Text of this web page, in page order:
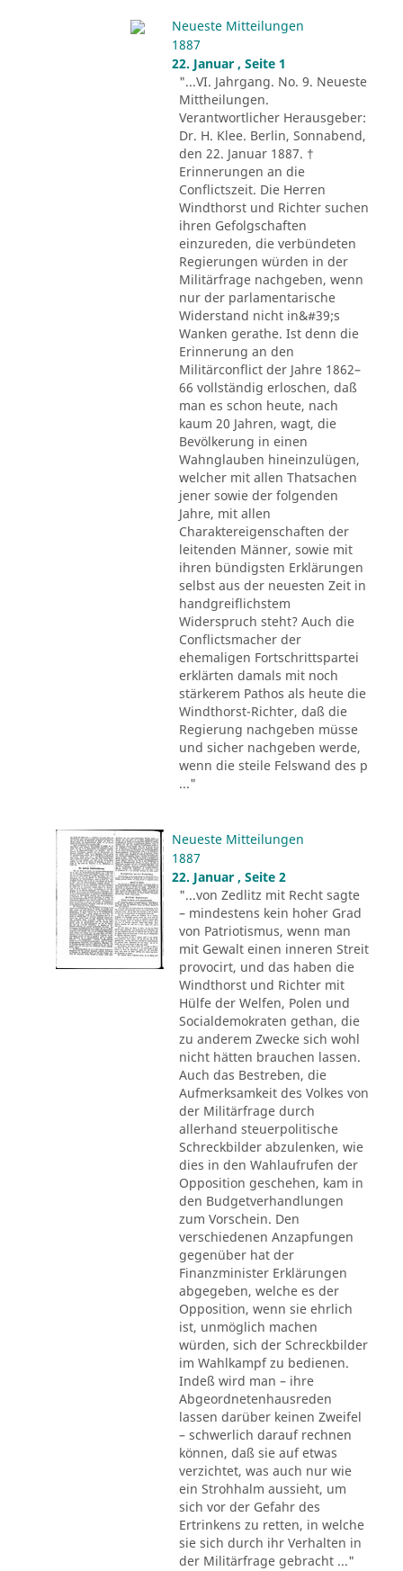
Neueste Mitteilungen
1887
22. Januar , Seite 1
"...VI. Jahrgang. No. 9. Neueste
Mittheilungen.
Verantwortlicher Herausgeber:
Dr. H. Klee. Berlin, Sonnabend,
den 22. Januar 1887. †
Erinnerungen an die
Conflictszeit. Die Herren
Windthorst und Richter suchen
ihren Gefolgschaften
einzureden, die verbündeten
Regierungen würden in der
Militärfrage nachgeben, wenn
nur der parlamentarische
Widerstand nicht in&#39;s
Wanken gerathe. Ist denn die
Erinnerung an den
Militärconflict der Jahre 1862–
66 vollständig erloschen, daß
man es schon heute, nach
kaum 20 Jahren, wagt, die
Bevölkerung in einen
Wahnglauben hineinzulügen,
welcher mit allen Thatsachen
jener sowie der folgenden
Jahre, mit allen
Charaktereigenschaften der
leitenden Männer, sowie mit
ihren bündigsten Erklärungen
selbst aus der neuesten Zeit in
handgreiflichstem
Widerspruch steht? Auch die
Conflictsmacher der
ehemaligen Fortschrittspartei
erklärten damals mit noch
stärkerem Pathos als heute die
Windthorst-Richter, daß die
Regierung nachgeben müsse
und sicher nachgeben werde,
wenn die steile Felswand des p
..."
Neueste Mitteilungen
1887
22. Januar , Seite 2
"...von Zedlitz mit Recht sagte
– mindestens kein hoher Grad
von Patriotismus, wenn man
mit Gewalt einen inneren Streit
provocirt, und das haben die
Windthorst und Richter mit
Hülfe der Welfen, Polen und
Socialdemokraten gethan, die
zu anderem Zwecke sich wohl
nicht hätten brauchen lassen.
Auch das Bestreben, die
Aufmerksamkeit des Volkes von
der Militärfrage durch
allerhand steuerpolitische
Schreckbilder abzulenken, wie
dies in den Wahlaufrufen der
Opposition geschehen, kam in
den Budgetverhandlungen
zum Vorschein. Den
verschiedenen Anzapfungen
gegenüber hat der
Finanzminister Erklärungen
abgegeben, welche es der
Opposition, wenn sie ehrlich
ist, unmöglich machen
würden, sich der Schreckbilder
im Wahlkampf zu bedienen.
Indeß wird man – ihre
Abgeordnetenhausreden
lassen darüber keinen Zweifel
– schwerlich darauf rechnen
können, daß sie auf etwas
verzichtet, was auch nur wie
ein Strohhalm aussieht, um
sich vor der Gefahr des
Ertrinkens zu retten, in welche
sie sich durch ihr Verhalten in
der Militärfrage gebracht ..."